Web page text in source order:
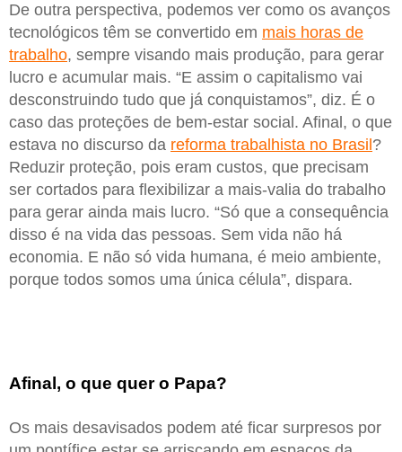
De outra perspectiva, podemos ver como os avanços
tecnológicos têm se convertido em mais horas de
trabalho, sempre visando mais produção, para gerar
lucro e acumular mais. “E assim o capitalismo vai
desconstruindo tudo que já conquistamos”, diz. É o
caso das proteções de bem-estar social. Afinal, o que
estava no discurso da reforma trabalhista no Brasil ?
Reduzir proteção, pois eram custos, que precisam
ser cortados para flexibilizar a mais-valia do trabalho
para gerar ainda mais lucro. “Só que a consequência
disso é na vida das pessoas. Sem vida não há
economia. E não só vida humana, é meio ambiente,
porque todos somos uma única célula”, dispara.
Afinal, o que quer o Papa?
Os mais desavisados podem até ficar surpresos por